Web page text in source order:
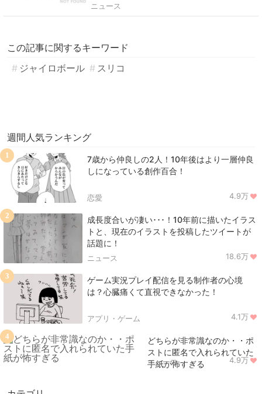
ニュース
この記事に関するキーワード
ジャイロボール
スリコ
週間人気ランキング
7歳から仲良しの2人！10年後はより一層仲良
しになっている創作百合！
恋愛 4.9万
1
成長度合いが凄い･･･！10年前に描いたイラス
トと、現在のイラストを投稿したツイートが
話題に！
ニュース 18.6万
2
ゲーム実況プレイ配信を見る制作者の心境
は？心臓痛くて直視できなかった！
アプリ・ゲーム 4.1万
3
どちらが非常識なのか・・ポ
ストに匿名で入れられていた
手紙が怖すぎる
ニュース 4.9万
4